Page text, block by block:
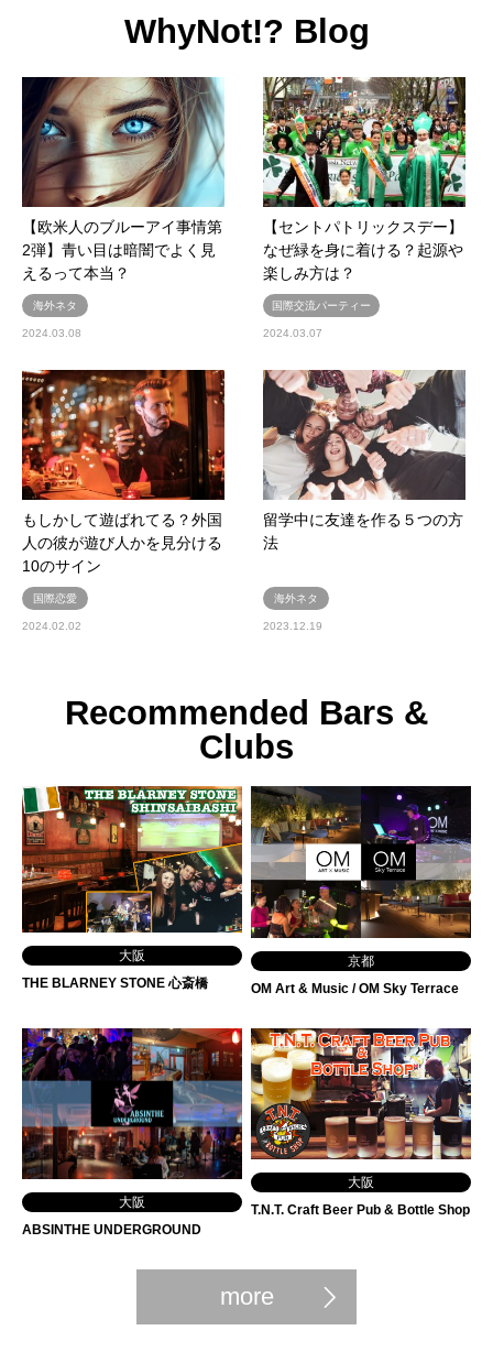
WhyNot!? Blog
【欧米人のブルーアイ事情第
2弾】青い目は暗闇でよく見
えるって本当？
海外ネタ
2024.03.08
【セントパトリックスデー】
なぜ緑を身に着ける？起源や
楽しみ方は？
国際交流パーティー
2024.03.07
もしかして遊ばれてる？外国
人の彼が遊び人かを見分ける
10のサイン
国際恋愛
2024.02.02
留学中に友達を作る５つの方
法
海外ネタ
2023.12.19
Recommended Bars &
Clubs
大阪
THE BLARNEY STONE 心斎橋
京都
OM Art & Music / OM Sky Terrace
大阪
ABSINTHE UNDERGROUND
大阪
T.N.T. Craft Beer Pub & Bottle Shop
more